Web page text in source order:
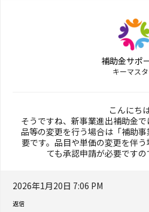
補助金サポ
キーマス
こんにちは
そうですね、新事業進出補助金
品等の変更を行う場合は「補助
要です。品目や単価の変更を伴
ても承認申請が必要ですの
2026年1月20日 7:06 PM
返信